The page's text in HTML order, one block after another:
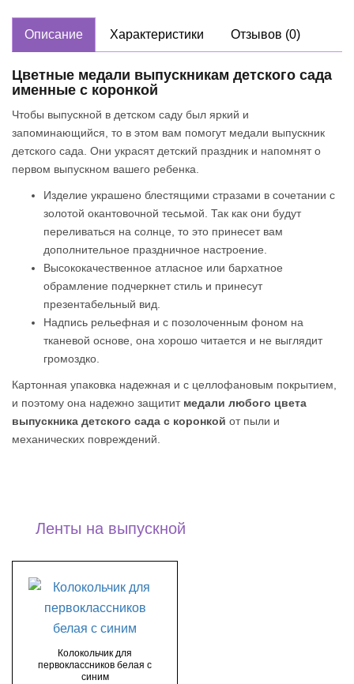
Описание Характеристики Отзывов (0)
Цветные медали выпускникам детского сада
именные с коронкой
Чтобы выпускной в детском саду был яркий и
запоминающийся, то в этом вам помогут медали выпускник
детского сада. Они украсят детский праздник и напомнят о
первом выпускном вашего ребенка.
Изделие украшено блестящими стразами в сочетании с
золотой окантовочной тесьмой. Так как они будут
переливаться на солнце, то это принесет вам
дополнительное праздничное настроение.
Высококачественное атласное или бархатное
обрамление подчеркнет стиль и принесут
презентабельный вид.
Надпись рельефная и с позолоченным фоном на
тканевой основе, она хорошо читается и не выглядит
громоздко.
Картонная упаковка надежная и с целлофановым покрытием,
и поэтому она надежно защититмедали любого цвета
выпускника детского сада с коронкой от пыли и
механических повреждений.
Ленты на выпускной
Колокольчик для
первоклассников белая с
синим